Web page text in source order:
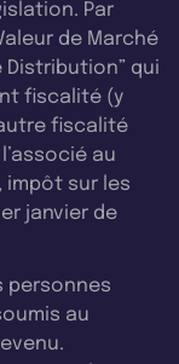
Par
de Marché
Distribution” qui
fiscalité (y
fiscalité
au
impôt sur les
janvier de
personnes
au